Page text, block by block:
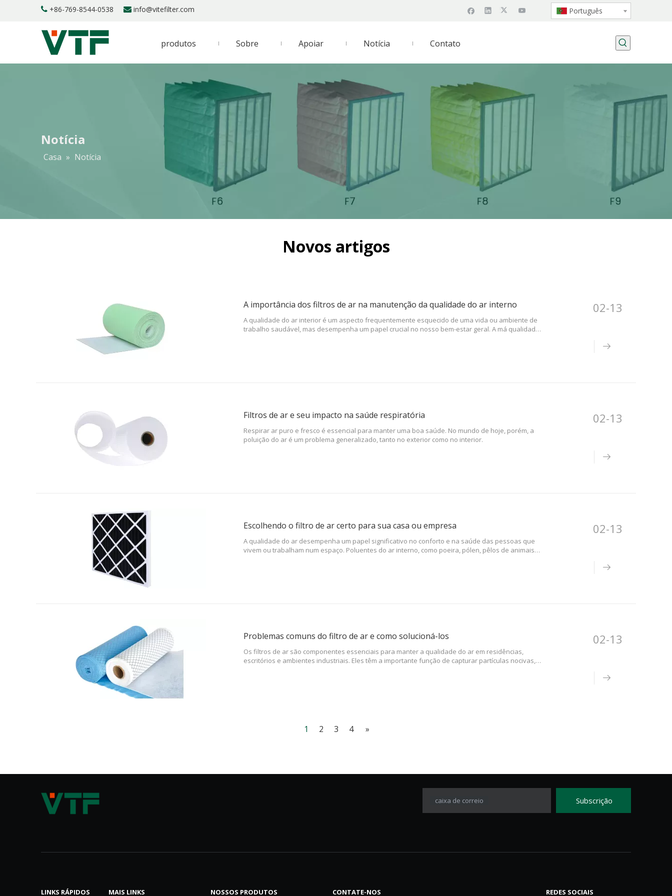
 +86-769-8544-0538  info@vitefilter.com Português
produtos Sobre Apoiar Notícia Contato
Notícia
Casa » Notícia
Novos artigos
A importância dos filtros de ar na manutenção da qualidade do ar interno
A qualidade do ar interior é um aspecto frequentemente esquecido de uma vida ou ambiente de
trabalho saudável, mas desempenha um papel crucial no nosso bem-estar geral. A má qualidade
02-13
Filtros de ar e seu impacto na saúde respiratória
Respirar ar puro e fresco é essencial para manter uma boa saúde. No mundo de hoje, porém, a
poluição do ar é um problema generalizado, tanto no exterior como no interior.
02-13
Escolhendo o filtro de ar certo para sua casa ou empresa
A qualidade do ar desempenha um papel significativo no conforto e na saúde das pessoas que
vivem ou trabalham num espaço. Poluentes do ar interno, como poeira, pólen, pêlos de animais
02-13
Problemas comuns do filtro de ar e como solucioná-los
Os filtros de ar são componentes essenciais para manter a qualidade do ar em residências,
escritórios e ambientes industriais. Eles têm a importante função de capturar partículas nocivas,
02-13
1 2 3 4 »
caixa de correio Subscrição
LINKS RÁPIDOS MAIS LINKS NOSSOS PRODUTOS CONTATE-NOS REDES SOCIAIS